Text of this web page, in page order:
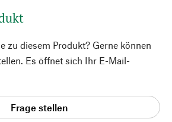
zu diesem Produkt? Gerne können
Es öffnet sich Ihr E-Mail-
Frage stellen